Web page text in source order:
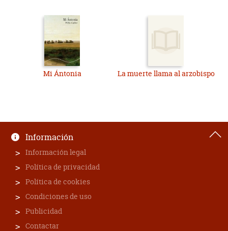
Mi Ántonia La muerte llama al arzobispo
Información
Información legal
Política de privacidad
Política de cookies
Condiciones de uso
Publicidad
Contactar